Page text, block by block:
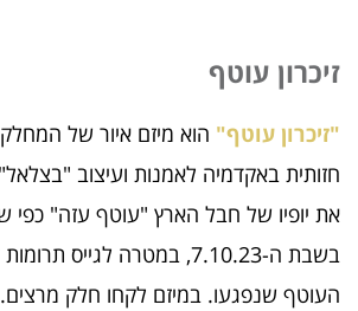
זיכרון עוטף
"זיכרון עוטף" הוא מיזם איור של
חזותית באקדמיה לאמנות ועיצוב
את יופיו של חבל הארץ "עוטף עזה" כפי
בשבת ה-7.10.23, במטרה לגייס
העוטף שנפגעו. במיזם לקחו חלק